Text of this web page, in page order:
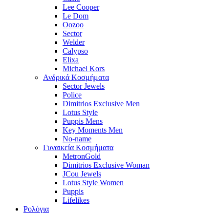
Lee Cooper
Le Dom
Oozoo
Sector
Welder
Calypso
Elixa
Michael Kors
Ανδρικά Κοσμήματα
Sector Jewels
Police
Dimitrios Exclusive Men
Lotus Style
Puppis Mens
Key Moments Men
No-name
Γυναικεία Κοσμήματα
MetronGold
Dimitrios Exclusive Woman
JCou Jewels
Lotus Style Women
Puppis
Lifelikes
Ρολόγια